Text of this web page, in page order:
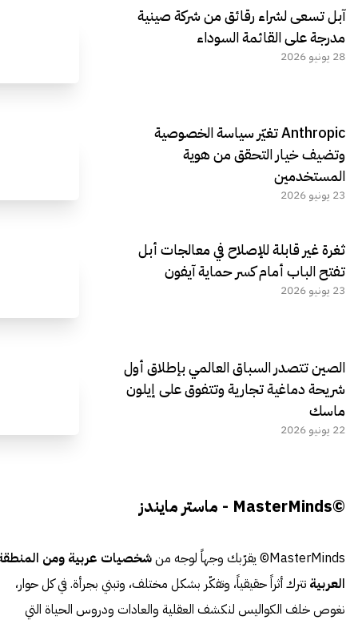
آبل تسعى لشراء رقائق من شركة صينية
مدرجة على القائمة السوداء
28 يونيو 2026
Anthropic تغيّر سياسة الخصوصية
وتضيف خيار التحقق من هوية
المستخدمين
23 يونيو 2026
ثغرة غير قابلة للإصلاح في معالجات أبل
تفتح الباب أمام كسر حماية آيفون
23 يونيو 2026
الصين تتصدر السباق العالمي بإطلاق أول
شريحة دماغية تجارية وتتفوق على إيلون
ماسك
22 يونيو 2026
©MasterMinds - ماستر مايندز
MasterMinds© يقرّبك وجهاً لوجه من
شخصيات عربية ومن
العربية تترك أثراً حقيقياً، وتفكّر بشكل مختلف، وتبني بجرأة. في كل حوار،
نغوص خلف الكواليس لنكشف العقلية والعادات ودروس الحياة التي